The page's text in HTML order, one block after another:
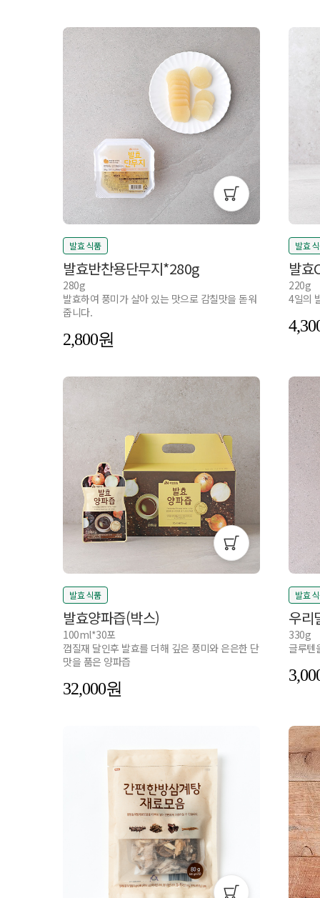
발효 식품
발효반찬용단무지*280g
280g
발효하여 풍미가 살아 있는 맛으로 감칠맛을 돋워
줍니다.
2,800
발효
발효
220g
4일의
발효 식품
발효양파즙(박스)
100ml*30포
껍질재 달인후 발효를 더해 깊은 풍미와 은은한 단
맛을 품은 양파즙
32,000
발효
우리
330g
글루텐